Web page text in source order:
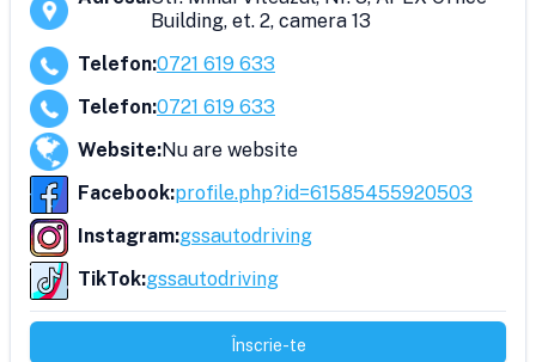
Building, et. 2, camera 13
Telefon:0721 619 633
Telefon:0721 619 633
Website:Nu are website
Facebook:profile.php?id=61585455920503
Instagram:gssautodriving
TikTok:gssautodriving
Înscrie-te